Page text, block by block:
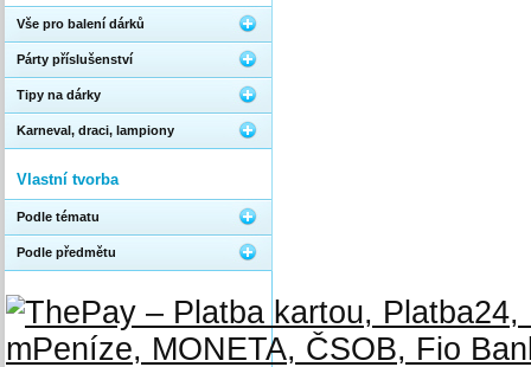
Vše pro balení dárků
Párty příslušenství
Tipy na dárky
Karneval, draci, lampiony
Vlastní tvorba
Podle tématu
Podle předmětu